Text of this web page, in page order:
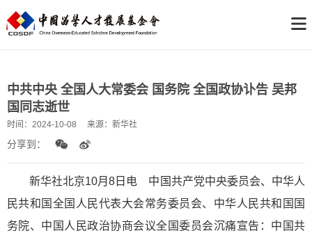
中共中央 全国人大常委会 国务院 全国政协讣告 吴邦
国同志逝世
时间： 2024-10-08 来源： 新华社
分享到：
新华社北京10月8日电 中国共产党中央委员会、中华人
民共和国全国人民代表大会常务委员会、中华人民共和国国
务院、中国人民政治协商会议全国委员会沉痛宣告：中国共